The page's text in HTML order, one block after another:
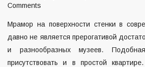
Comments
Мрамор на поверхности стенки в
давно не является прерогативой
и разнообразных музеев.
присутствовать и в простой